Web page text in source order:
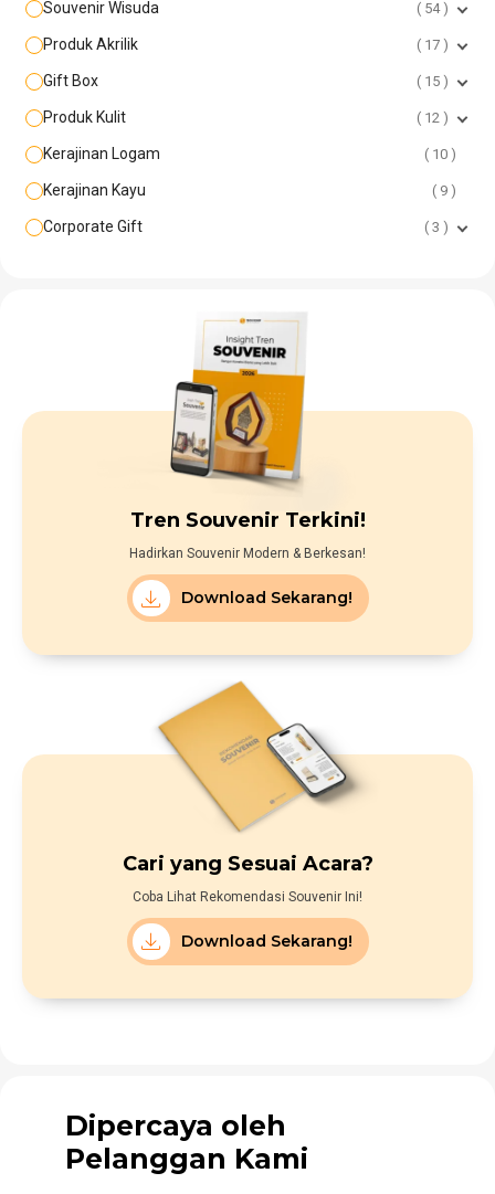
Souvenir Wisuda 54
Produk Akrilik 17
Gift Box 15
Produk Kulit 12
Kerajinan Logam 10
Kerajinan Kayu 9
Corporate Gift 3
Tren Souvenir Terkini!
Hadirkan Souvenir Modern & Berkesan!
Download Sekarang!
Cari yang Sesuai Acara?
Coba Lihat Rekomendasi Souvenir Ini!
Download Sekarang!
Dipercaya oleh
Pelanggan Kami